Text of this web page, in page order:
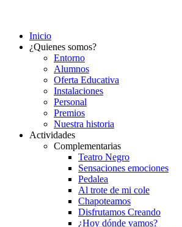
Inicio
¿Quienes somos?
Entorno
Alumnos
Oferta Educativa
Instalaciones
Personal
Premios
Nuestra historia
Actividades
Complementarias
Teatro Negro
Sensaciones emociones
Pedalea
Al trote de mi cole
Chapoteamos
Disfrutamos Creando
¿Hoy dónde vamos?